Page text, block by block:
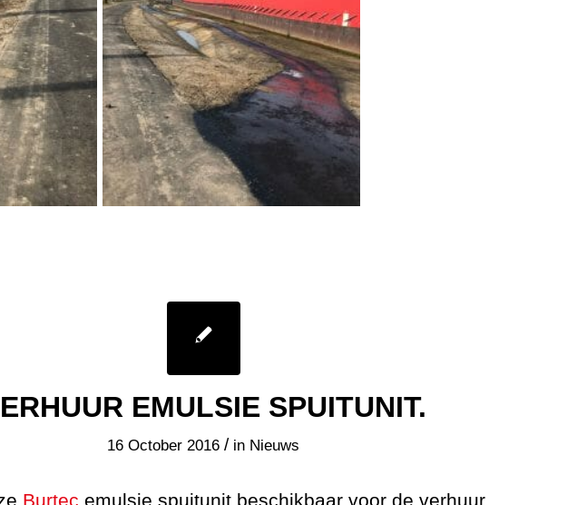
EMULSIE SPUITUNIT.
16 October 2016 / in Nieuws
Burtec emulsie spuitunit beschikbaar voor de verhuur.